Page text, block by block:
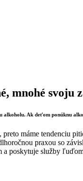
mnohé svoju
Ak deťom ponúknu
máme tendenciu
praxou so
poskytuje služby